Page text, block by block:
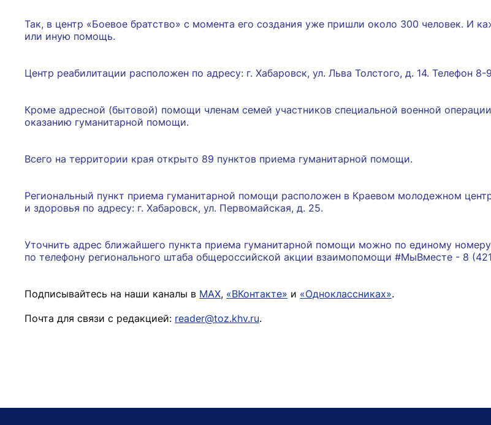
Так, в центр «Боевое братство» с момента его создания уже пришли около 300 человек. И
или иную помощь.
Центр реабилитации расположен по адресу: г. Хабаровск, ул. Льва Толстого, д. 14. Телефон 8-
Кроме адресной (бытовой) помощи членам семей участников специальной военной
оказанию гуманитарной помощи.
Всего на территории края открыто 89 пунктов приема гуманитарной помощи.
Региональный пункт приема гуманитарной помощи расположен в Краевом молодежном
и здоровья по адресу: г. Хабаровск, ул. Первомайская, д. 25.
Уточнить адрес ближайшего пункта приема гуманитарной помощи можно по единому
по телефону регионального штаба общероссийской акции взаимопомощи #МыВместе - 8
Подписывайтесь на наши каналы в MAX, «ВКонтакте» и «Одноклассниках».
Почта для связи с редакцией: reader@toz.khv.ru.